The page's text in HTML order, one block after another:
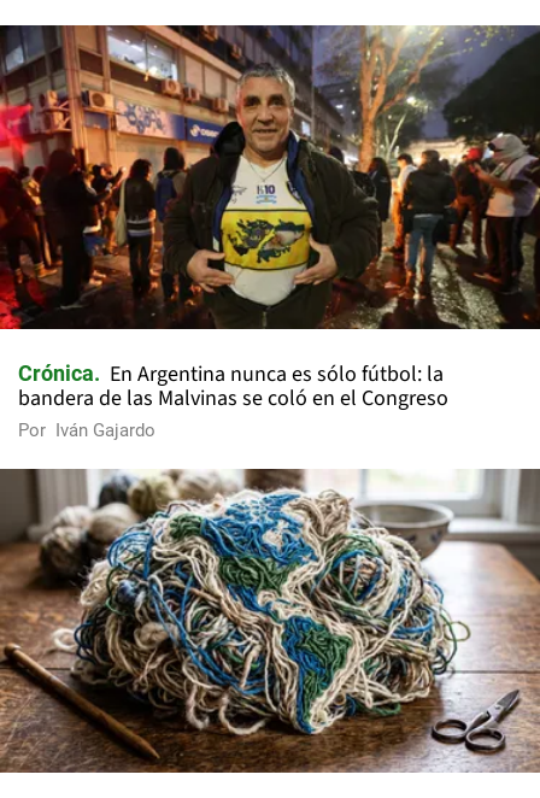
Crónica
En Argentina nunca es sólo fútbol: la
bandera de las Malvinas se coló en el Congreso
Por Iván Gajardo